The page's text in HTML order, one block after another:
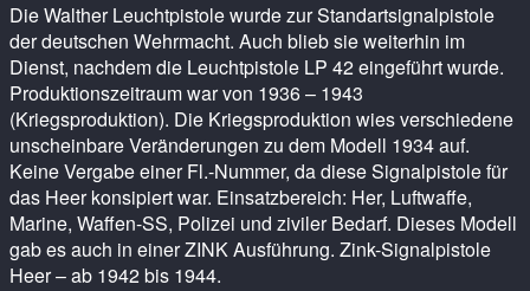
Die Walther Leuchtpistole wurde zur Standartsignalpistole
der deutschen Wehrmacht. Auch blieb sie weiterhin im
Dienst, nachdem die Leuchtpistole LP 42 eingeführt wurde.
Produktionszeitraum war von 1936 – 1943
(Kriegsproduktion). Die Kriegsproduktion wies verschiedene
unscheinbare Veränderungen zu dem Modell 1934 auf.
Keine Vergabe einer Fl.-Nummer, da diese Signalpistole für
das Heer konsipiert war. Einsatzbereich: Her, Luftwaffe,
Marine, Waffen-SS, Polizei und ziviler Bedarf. Dieses Modell
gab es auch in einer ZINK Ausführung. Zink-Signalpistole
Heer – ab 1942 bis 1944.